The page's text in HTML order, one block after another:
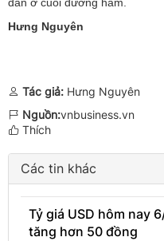
Hưng Nguyên
Tác giả: Hưng Nguyên
Nguồn:vnbusiness.vn
Thích
Các tin khác
Tỷ giá USD hôm nay
tăng hơn 50 đồng